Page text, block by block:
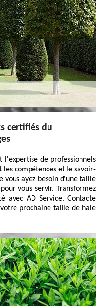
certifiés du
de professionnels
les compétences et le savoir-
vous ayez besoin d'une taille
vous servir. Transformez
avec AD Service. Contacte
prochaine taille de haie